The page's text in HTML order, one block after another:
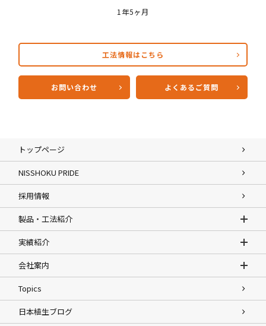
1年5ヶ月
工法情報はこちら
お問い合わせ よくあるご質問
トップページ
NISSHOKU PRIDE
採用情報
製品・工法紹介
実績紹介
会社案内
Topics
日本植生ブログ